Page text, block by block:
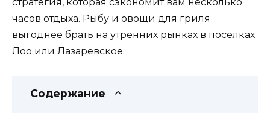
часов отдыха. Рыбу и овощи для гриля
выгоднее брать на утренних рынках в поселках
Лоо или Лазаревское.
Содержание